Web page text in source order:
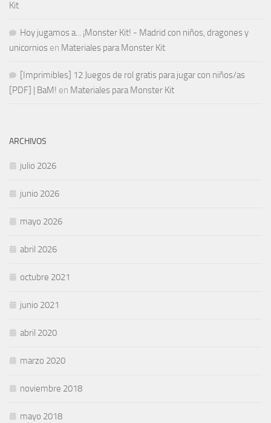
Kit
Hoy jugamos a... ¡Monster Kit! - Madrid con niños, dragones y
unicornios en Materiales para Monster Kit
[Imprimibles] 12 Juegos de rol gratis para jugar con niños/as
[PDF] | BaM! en Materiales para Monster Kit
ARCHIVOS
julio 2026
junio 2026
mayo 2026
abril 2026
octubre 2021
junio 2021
abril 2020
marzo 2020
noviembre 2018
mayo 2018